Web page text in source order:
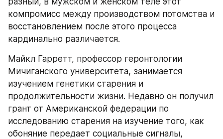
компромисс между производством потомства и
восстановлением после этого процесса
кардинально различается.
Майкл Гарретт, профессор геронтологии
Мичиганского университета, занимается
изучением генетики старения и
продолжительности жизни. Недавно он получил
грант от Американской федерации по
исследованию старения на изучение того, как
обоняние передает социальные сигналы,